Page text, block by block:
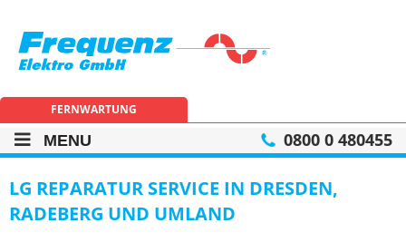
Frequenz
Elektro
0800 0 480455
FERNWARTUNG
MENU
LG REPARATUR SERVICE IN DRESDEN,
RADEBERG UND UMLAND